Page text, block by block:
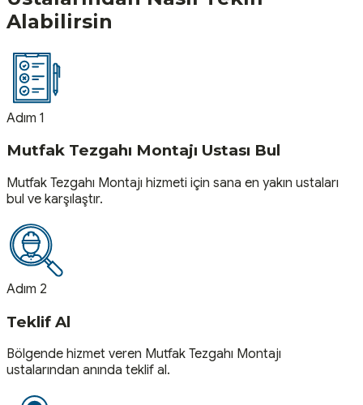
Alabilirsin
Adım 1
Mutfak Tezgahı Montajı Ustası Bul
Mutfak Tezgahı Montajı hizmeti için sana en yakın ustaları
bul ve karşılaştır.
Adım 2
Teklif Al
Bölgende hizmet veren Mutfak Tezgahı Montajı
ustalarından anında teklif al.